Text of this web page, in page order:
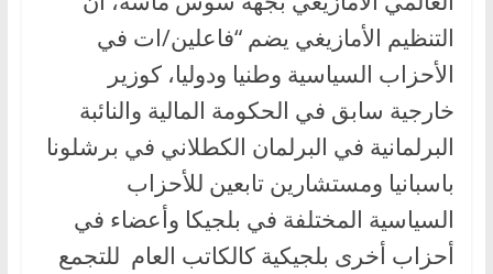
التنظيم الأمازيغي يضم “فاعلين/ات في
الأحزاب السياسية وطنيا ودوليا، كوزير
خارجية سابق في الحكومة المالية والنائبة
البرلمانية في البرلمان الكطلاني في برشلونا
باسبانيا ومستشارين تابعين للأحزاب
السياسية المختلفة في بلجيكا وأعضاء في
أحزاب أخرى بلجيكية كالكاتب العام للتجمع